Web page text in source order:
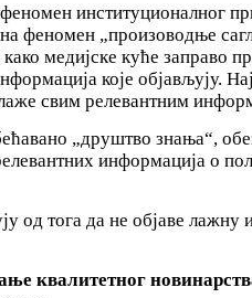
институционалног
феномен „произоводње
медијске куће заправо
које објављују.
свим релевантним
„друштво знања“,
информација о
од тога да не објаве
квалитетног